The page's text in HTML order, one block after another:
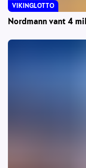
Nordmann vant 4
VIKINGLOTTO